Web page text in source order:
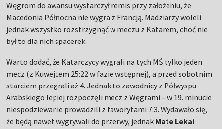
Węgrom do awansu wystarczył remis przy założeniu, że
Macedonia Północna nie wygra z Francją. Madziarzy woleli
jednak wszystko rozstrzygnąć w meczu z Katarem, choć nie
był to dla nich spacerek.
Warto dodać, że Katarczycy wygrali na tych MŚ tylko jeden
mecz (z Kuwejtem 25:22 w fazie wstępnej), a przed sobotnim
starciem przegrali aż 4. Jednak to zawodnicy z Półwyspu
Arabskiego lepiej rozpoczęli mecz z Węgrami – w 19. minucie
niespodziewanie prowadzili z faworytami 7:3. Wydawało się,
że będą nawet wygrywali do przerwy, jednak Mate Lekai